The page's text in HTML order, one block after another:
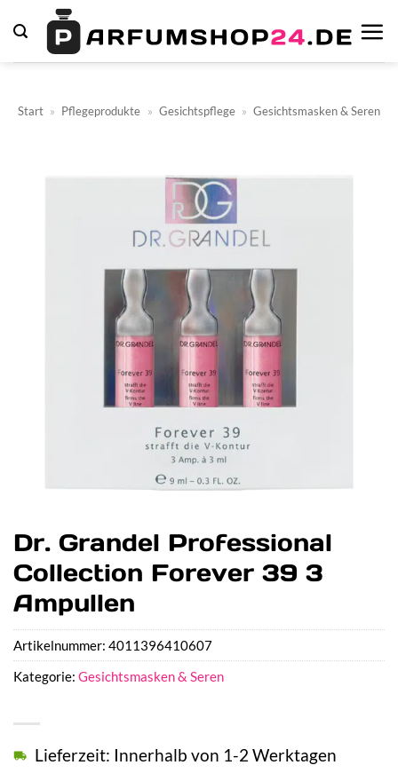
Inhalt
springen
Start » Pflegeprodukte » Gesichtspflege » Gesichtsmasken & Seren
Dr. Grandel Professional
Collection Forever 39 3
Ampullen
Lieferzeit: Innerhalb von 1-2 Werktagen
Artikelnummer: 4011396410607
Kategorie: Gesichtsmasken & Seren